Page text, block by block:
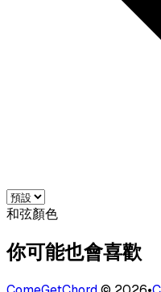
和弦顏色
你可能也會喜歡